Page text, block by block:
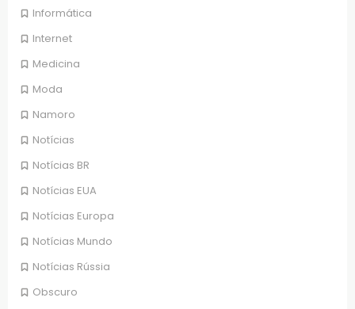
Informática
Internet
Medicina
Moda
Namoro
Notícias
Notícias BR
Notícias EUA
Notícias Europa
Notícias Mundo
Notícias Rússia
Obscuro